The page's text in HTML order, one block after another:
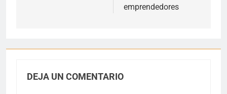
emprendedores
DEJA UN COMENTARIO